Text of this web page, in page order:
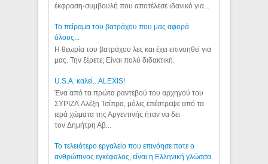
έκφραση-συμβουλή που αποτέλεσε ιδανικό για...
Το πείραμα του βατράχου που μας αφορά
όλους...
Η θεωρία του βατράχου λες και έχει επινοηθεί για
μας. Την ξέρετε; Είναι πολύ διδακτική.
U.S.A. καλεί...ALEXIS!
Ένα από τα πρώτα ραντεβού του αρχηγού του
ΣΥΡΙΖΑ Αλέξη Τσίπρα, μόλις επέστρεψε από τα
ιερά χώματα της Αργεντινής ήταν να δει
τον Δημήτρη Αβ...
Το τελειότερο εργαλείο που επινόησε ποτε ο
ανθρώπινος εγκέφαλος, είναι η Ελληνική γλώσσα.